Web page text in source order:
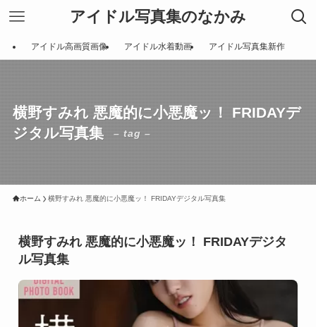
アイドル写真集のなかみ
アイドル高画質画像 アイドル水着動画 アイドル写真集新作
横野すみれ 悪魔的に小悪魔ッ！ FRIDAYデ
ジタル写真集
– tag –
ホーム 横野すみれ 悪魔的に小悪魔ッ！ FRIDAYデジタル写真集
横野すみれ 悪魔的に小悪魔ッ！ FRIDAYデジタ
ル写真集